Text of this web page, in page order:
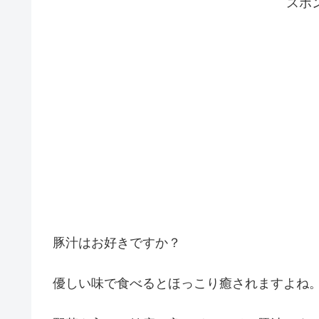
豚汁はお好きですか？
優しい味で食べるとほっこり癒されますよね。